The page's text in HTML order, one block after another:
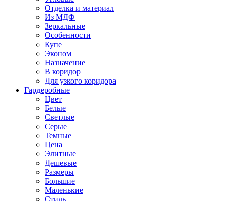
Отделка и материал
Из МДФ
Зеркальные
Особенности
Купе
Эконом
Назначение
В коридор
Для узкого коридора
Гардеробные
Цвет
Белые
Светлые
Серые
Темные
Цена
Элитные
Дешевые
Размеры
Большие
Маленькие
Стиль